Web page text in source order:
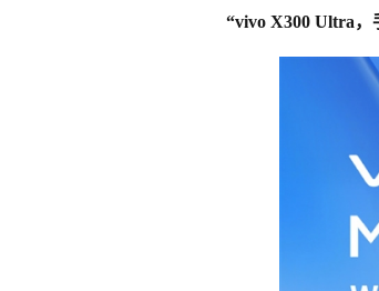
“vivo X300 Ultra